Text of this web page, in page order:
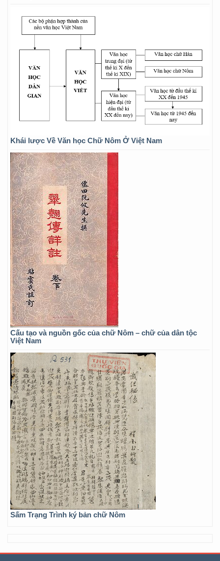
Khái lược Về Văn học Chữ Nôm Ở Việt Nam
Cấu tạo và nguồn gốc của chữ Nôm – chữ của dân tộc
Việt Nam
Sấm Trạng Trình ký bản chữ Nôm